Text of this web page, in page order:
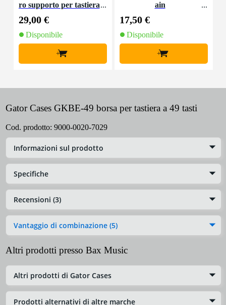
ro supporto per tastiera
29,00 €
Disponibile
+
ain
17,50 €
Disponibile
+
Gator Cases GKBE-49 borsa per tastiera a 49 tasti
Cod. prodotto: 9000-0020-7029
Informazioni sul prodotto
Specifiche
Recensioni (3)
Vantaggio di combinazione (5)
Altri prodotti presso Bax Music
Altri prodotti di Gator Cases
Prodotti alternativi di altre marche